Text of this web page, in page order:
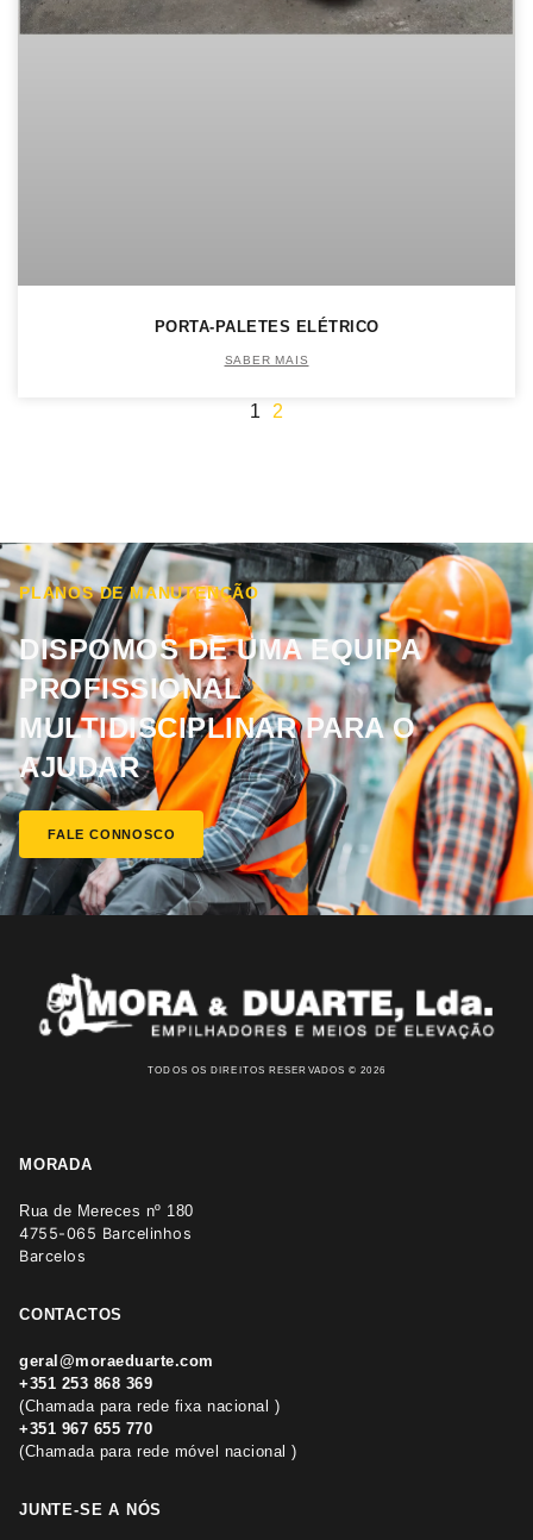
PORTA-PALETES ELÉTRICO
SABER MAIS
1 2
PLANOS DE MANUTENÇÃO
DISPOMOS DE UMA EQUIPA
PROFISSIONAL
MULTIDISCIPLINAR PARA O
AJUDAR
FALE CONNOSCO
TODOS OS DIREITOS RESERVADOS © 2026
MORADA
Rua de Mereces nº 180
4755-065 Barcelinhos
Barcelos
CONTACTOS
geral@moraeduarte.com
+351 253 868 369
(Chamada para rede fixa nacional )
+351 967 655 770
(Chamada para rede móvel nacional )
JUNTE-SE A NÓS